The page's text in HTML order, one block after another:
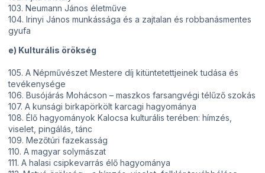
103. Neumann János életműve
104. Irinyi János munkássága és a zajtalan és robbanásmentes
gyufa
e) Kulturális örökség
105. A Népművészet Mestere díj kitüntetettjeinek tudása és
tevékenysége
106. Busójárás Mohácson – maszkos farsangvégi télűző szokás
107. A kunsági birkapörkölt karcagi hagyománya
108. Élő hagyományok Kalocsa kulturális terében: hímzés,
viselet, pingálás, tánc
109. Mezőtúri fazekasság
110. A magyar solymászat
111. A halasi csipkevarrás élő hagyománya